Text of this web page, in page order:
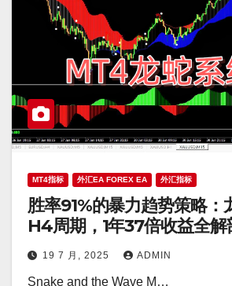
MT4指标 外汇EA FOREX EA 外汇指标
胜率91%的暴力趋势策略：
H4周期，1年37倍收益全解
19 7 月, 2025 ADMIN
Snake and the Wave M…